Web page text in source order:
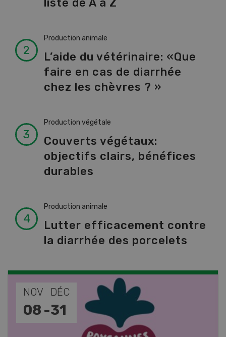
Production animale
L’aide du vétérinaire: «Que
faire en cas de diarrhée
chez les chèvres ? »
Production végétale
Couverts végétaux:
objectifs clairs, bénéfices
durables
Production animale
Lutter efficacement contre
la diarrhée des porcelets
NOV
17 -
JAN
26